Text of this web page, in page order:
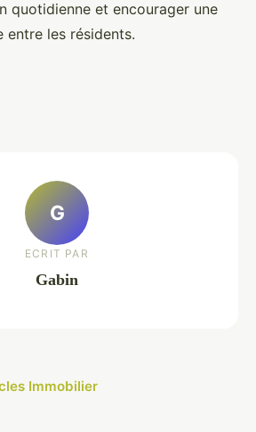
quotidienne et encourager une
entre les résidents.
G
ECRIT PAR
Gabin
Immobilier